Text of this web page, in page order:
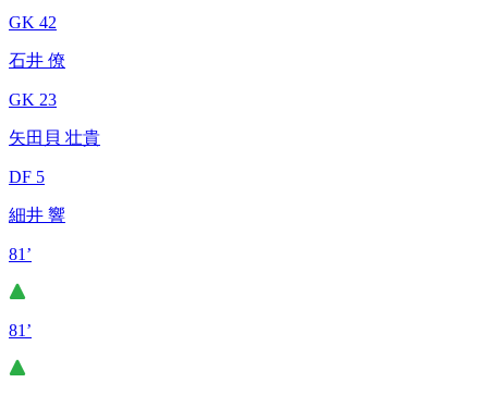
GK 42
石井 僚
GK 23
矢田貝 壮貴
DF 5
細井 響
81’
81’